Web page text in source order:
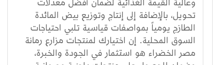
تحويل، بالإضافة إلى إنتاج وتوزيع بيض المائدة
الطازج يومياً بمواصفات قياسية تلبي احتياجات
السوق المحلية. إن اختيارك لمنتجات مزارع رمانة
مصر الخضراء هو استثمار في الجودة والخبرة،